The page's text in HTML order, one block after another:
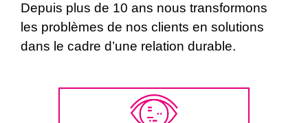
Depuis plus de 10 ans nous transformons
les problèmes de nos clients en solutions
dans le cadre d’une relation durable.